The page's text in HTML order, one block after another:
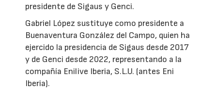
presidente de Sigaus y Genci.
Gabriel López sustituye como presidente a
Buenaventura González del Campo, quien ha
ejercido la presidencia de Sigaus desde 2017
y de Genci desde 2022, representando a la
compañía Enilive Iberia, S.L.U. (antes Eni
Iberia).